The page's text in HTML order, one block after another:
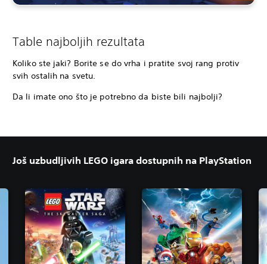
Table najboljih rezultata
Koliko ste jaki? Borite se do vrha i pratite svoj rang protiv
svih ostalih na svetu.
Da li imate ono što je potrebno da biste bili najbolji?
Još uzbudljivih LEGO igara dostupnih na PlayStation